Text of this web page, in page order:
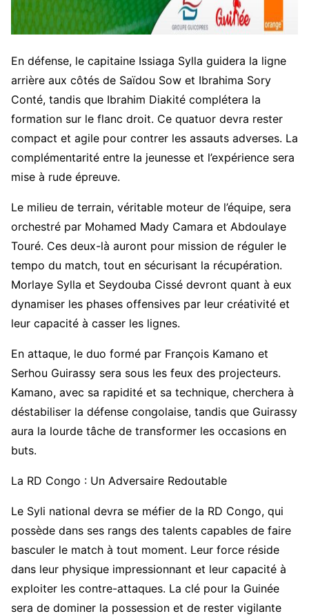
En défense, le capitaine Issiaga Sylla guidera la ligne
arrière aux côtés de Saïdou Sow et Ibrahima Sory
Conté, tandis que Ibrahim Diakité complétera la
formation sur le flanc droit. Ce quatuor devra rester
compact et agile pour contrer les assauts adverses. La
complémentarité entre la jeunesse et l’expérience sera
mise à rude épreuve.
Le milieu de terrain, véritable moteur de l’équipe, sera
orchestré par Mohamed Mady Camara et Abdoulaye
Touré. Ces deux-là auront pour mission de réguler le
tempo du match, tout en sécurisant la récupération.
Morlaye Sylla et Seydouba Cissé devront quant à eux
dynamiser les phases offensives par leur créativité et
leur capacité à casser les lignes.
En attaque, le duo formé par François Kamano et
Serhou Guirassy sera sous les feux des projecteurs.
Kamano, avec sa rapidité et sa technique, cherchera à
déstabiliser la défense congolaise, tandis que Guirassy
aura la lourde tâche de transformer les occasions en
buts.
La RD Congo : Un Adversaire Redoutable
Le Syli national devra se méfier de la RD Congo, qui
possède dans ses rangs des talents capables de faire
basculer le match à tout moment. Leur force réside
dans leur physique impressionnant et leur capacité à
exploiter les contre-attaques. La clé pour la Guinée
sera de dominer la possession et de rester vigilante